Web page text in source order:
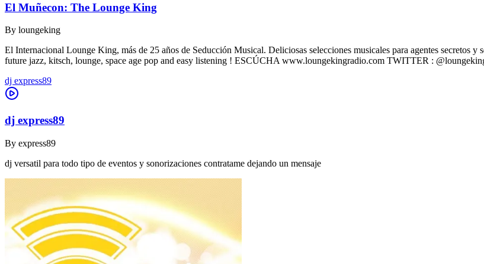
El Muñecon: The Lounge King
By loungeking
El Internacional Lounge King, más de 25 años de Seducción Musical. Deliciosas selecciones musicales para agentes secretos
future jazz, kitsch, lounge, space age pop and easy listening ! ESCÚCHA www.loungekingradio.com TWITTER :
dj express89
dj express89
By express89
dj versatil para todo tipo de eventos y sonorizaciones contratame dejando un mensaje